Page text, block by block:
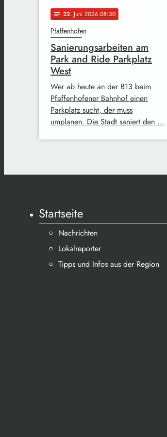
notes 22. Juni 2026 08:30
Pfaffenhofen
Sanierungsarbeiten am
Park and Ride Parkplatz
West
Wer ab heute an der B13 beim
Pfaffenhofener Bahnhof einen
Parkplatz sucht, der muss
umplanen. Die Stadt saniert den …
Startseite
Nachrichten
Lokalreporter
Tipps und Infos aus der Region